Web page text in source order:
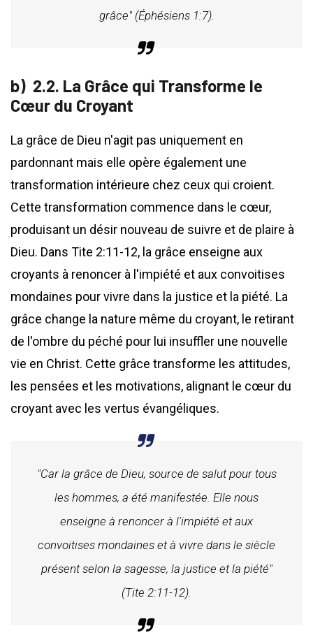
grâce" (Éphésiens 1:7).
2.2. La Grâce qui Transforme le
Cœur du Croyant
La grâce de Dieu n'agit pas uniquement en
pardonnant mais elle opère également une
transformation intérieure chez ceux qui croient.
Cette transformation commence dans le cœur,
produisant un désir nouveau de suivre et de plaire à
Dieu. Dans Tite 2:11-12, la grâce enseigne aux
croyants à renoncer à l'impiété et aux convoitises
mondaines pour vivre dans la justice et la piété. La
grâce change la nature même du croyant, le retirant
de l'ombre du péché pour lui insuffler une nouvelle
vie en Christ. Cette grâce transforme les attitudes,
les pensées et les motivations, alignant le cœur du
croyant avec les vertus évangéliques.
"Car la grâce de Dieu, source de salut pour tous
les hommes, a été manifestée. Elle nous
enseigne à renoncer à l'impiété et aux
convoitises mondaines et à vivre dans le siècle
présent selon la sagesse, la justice et la piété"
(Tite 2:11-12).